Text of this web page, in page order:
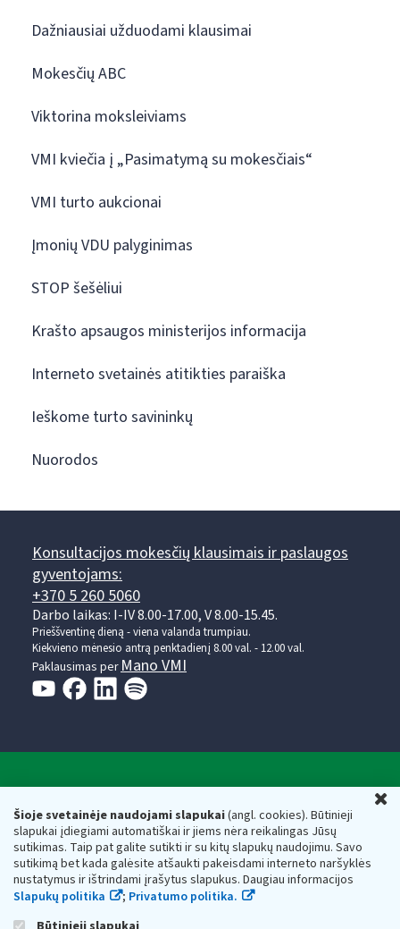
Šioje svetainėje naudojami slapukai(angl. cookies). Būtinieji
slapukai įdiegiami automatiškai ir jiems nėra reikalingas Jūsų
sutikimas. Taip pat galite sutikti ir su kitų slapukų naudojimu. Savo
sutikimą bet kada galėsite atšaukti pakeisdami interneto naršyklės
nustatymus ir ištrindami įrašytus slapukus. Daugiau informacijos
Slapukų politika
; Privatumo politika.
Dažniausiai užduodami klausimai
Mokesčių ABC
Viktorina moksleiviams
VMI kviečia į „Pasimatymą su mokesčiais“
VMI turto aukcionai
Įmonių VDU palyginimas
STOP šešėliui
Krašto apsaugos ministerijos informacija
Interneto svetainės atitikties paraiška
Ieškome turto savininkų
Nuorodos
Konsultacijos mokesčių klausimais ir paslaugos
gyventojams:
+370 5 260 5060
Darbo laikas: I-IV 8.00-17.00, V 8.00-15.45.
Prieššventinę dieną - viena valanda trumpiau.
Kiekvieno mėnesio antrą penktadienį 8.00 val. - 12.00 val.
Paklausimas per Mano VMI
Valstybinė mokesčių inspekcija prie Lietuvos
Respublikos finansų ministerijos
Biudžetinė įstaiga. Juridinio asmens kodas — 188659752,
adresas: Vasario 16-osios g. 14, 01107 Vilnius, Lietuva, el.paštas:
vmi@vmi.lt, E. pristatymo dėžutės adresas 188659752
Duomenys apie Valstybinę mokesčių inspekciją prie Lietuvos
Respublikos finansų ministerijos kaupiami ir saugomi Juridinių